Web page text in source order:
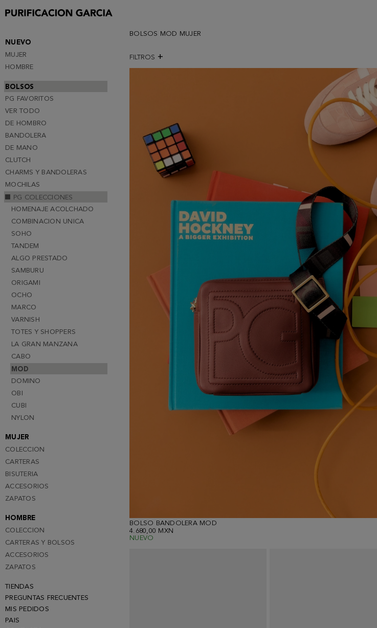
NUEVO
MUJER
HOMBRE
BOLSOS
PG FAVORITOS
VER TODO
DE HOMBRO
BANDOLERA
DE MANO
CLUTCH
CHARMS Y BANDOLERAS
MOCHILAS
PG COLECCIONES
HOMENAJE ACOLCHADO
COMBINACION UNICA
SOHO
TANDEM
ALGO PRESTADO
SAMBURU
ORIGAMI
OCHO
MARCO
VARNISH
TOTES Y SHOPPERS
LA GRAN MANZANA
CABO
MOD
DOMINO
OBI
CUBI
NYLON
MUJER
COLECCION
CARTERAS
BISUTERIA
ACCESORIOS
ZAPATOS
HOMBRE
COLECCION
CARTERAS Y BOLSOS
ACCESORIOS
ZAPATOS
TIENDAS
PREGUNTAS FRECUENTES
MIS PEDIDOS
PAIS
BOLSOS MOD MUJER
FILTROS
BOLSO BANDOLERA MOD
4.680,00 MXN
NUEVO